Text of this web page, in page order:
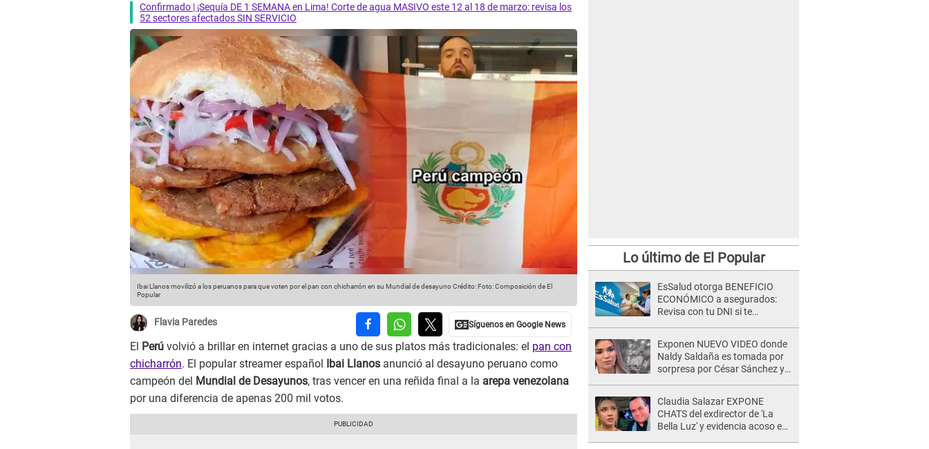
Confirmado | ¡Sequía DE 1 SEMANA en Lima! Corte de agua MASIVO este 12 al 18 de marzo: revisa los
52 sectores afectados SIN SERVICIO
Ibai Llanos movilizó a los peruanos para que voten por el pan con chicharrón en su Mundial de desayunoCrédito: Foto: Composición de El
Popular
Flavia Paredes
El Perú volvió a brillar en internet gracias a uno de sus platos más tradicionales: el pan con
chicharrón. El popular streamer español Ibai Llanos anunció al desayuno peruano como
campeón del Mundial de Desayunos, tras vencer en una reñida final a la arepa venezolana
por una diferencia de apenas 200 mil votos.
Lo último de El Popular
EsSalud otorga BENEFICIO
ECONÓMICO a asegurados:
Revisa con tu DNI si te
Exponen NUEVO VIDEO donde
Naldy Saldaña es tomada por
sorpresa por César Sánchez y
Claudia Salazar EXPONE
CHATS del exdirector de 'La
Bella Luz' y evidencia acoso e